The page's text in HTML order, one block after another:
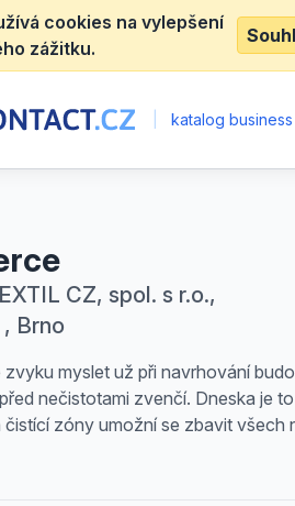
cookies na vylepšení
zážitku.
katalog
CZ, spol. s r.o.,
Brno
zvyku myslet už při navrhování
nečistotami zvenčí. Dneska je
čistící zóny umožní se zbavit všech